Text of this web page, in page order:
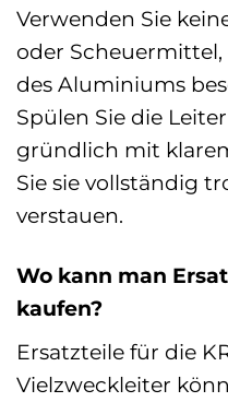
Verwenden Sie
oder
des Aluminiums
Spülen Sie die
gründlich mit
Sie sie vollständig
verstauen.
Wo kann man
kaufen?
Ersatzteile für die
Vielzweckleiter